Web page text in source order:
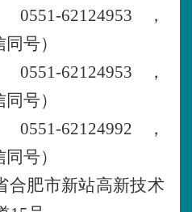
0551-62124953，
号）
0551-62124953，
号）
0551-62124992，
号）
合肥市新站高新技术